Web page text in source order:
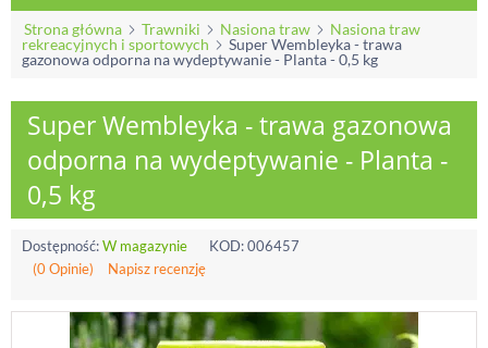
Strona główna Trawniki Nasiona traw
Nasiona traw
rekreacyjnych i sportowych
Super Wembleyka - trawa
gazonowa odporna na wydeptywanie - Planta - 0,5 kg
Super Wembleyka - trawa gazonowa
odporna na wydeptywanie - Planta -
0,5 kg
Dostępność:W magazynie KOD:006457
(0 Opinie)
Napisz recenzję